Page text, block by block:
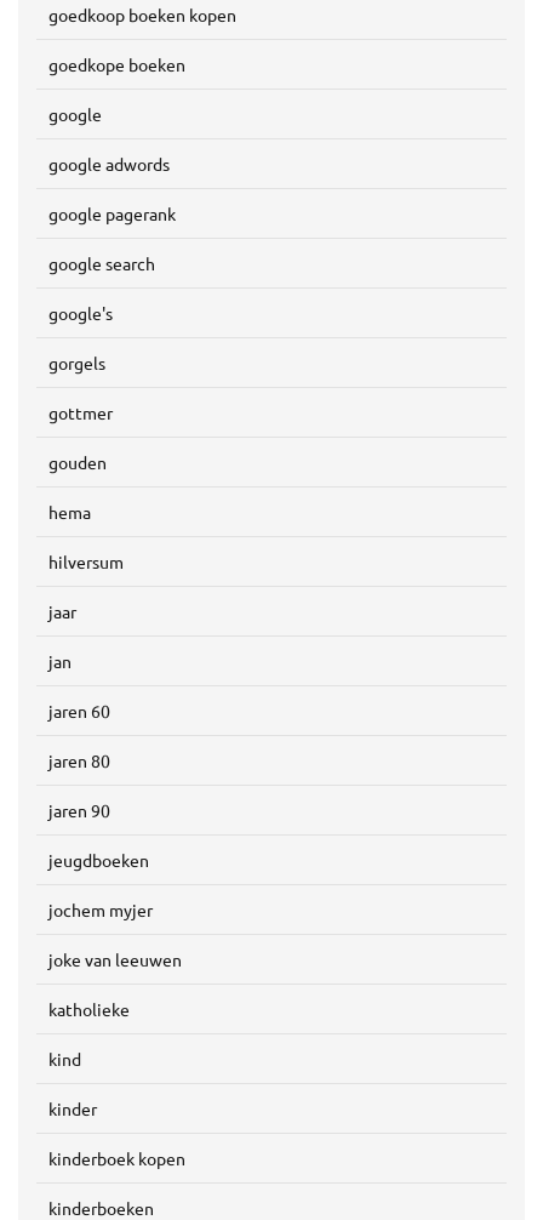
goedkoop boeken kopen
goedkope boeken
google
google adwords
google pagerank
google search
google's
gorgels
gottmer
gouden
hema
hilversum
jaar
jan
jaren 60
jaren 80
jaren 90
jeugdboeken
jochem myjer
joke van leeuwen
katholieke
kind
kinder
kinderboek kopen
kinderboeken